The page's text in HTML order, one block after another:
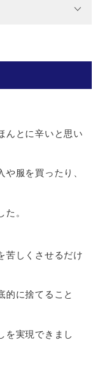
んとに辛いと思い
服を買ったり、
。
苦しくさせるだけ
的に捨てること
を実現できまし